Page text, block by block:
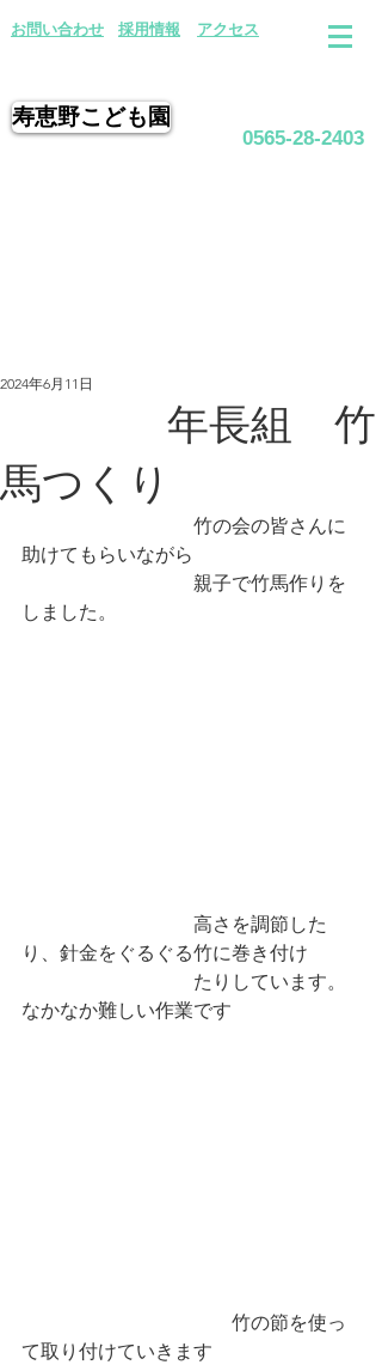
​お問い合わせ 採用情報 アクセス
寿恵野こども園
0565-28-2403
年長組 竹
馬つくり
2024年6月11日
竹の会の皆さんに
助けてもらいながら
親子で竹馬作りを
しました。
高さを調節した
り、針金をぐるぐる竹に巻き付け
たりしています。
なかなか難しい作業です
竹の節を使っ
て取り付けていきます